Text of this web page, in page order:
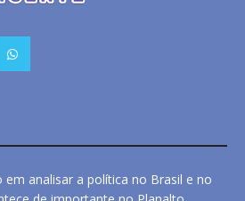
analisar a política no Brasil e no